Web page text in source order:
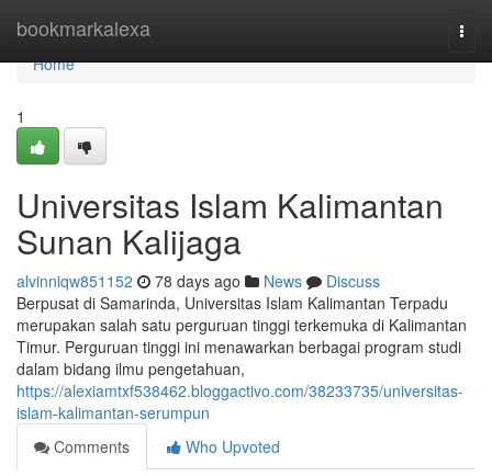
bookmarkalexa
Home
Home
1
Universitas Islam Kalimantan
Sunan Kalijaga
alvinniqw851152 78 days ago News
Discuss
Berpusat di Samarinda, Universitas Islam Kalimantan Terpadu
merupakan salah satu perguruan tinggi terkemuka di Kalimantan
Timur. Perguruan tinggi ini menawarkan berbagai program studi
dalam bidang ilmu pengetahuan,
https://alexiamtxf538462.bloggactivo.com/38233735/universitas-
islam-kalimantan-serumpun
Comments
Who Upvoted